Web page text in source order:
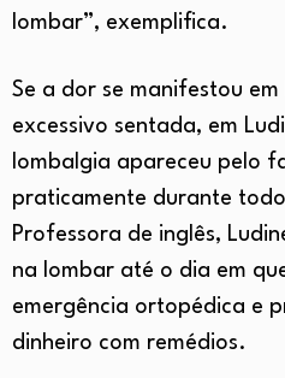
lombar”, exemplifica.
Se a dor se manifestou
excessivo sentada, em
lombalgia apareceu pelo
praticamente durante
Professora de inglês,
na lombar até o dia em
emergência ortopédica e
dinheiro com remédios.